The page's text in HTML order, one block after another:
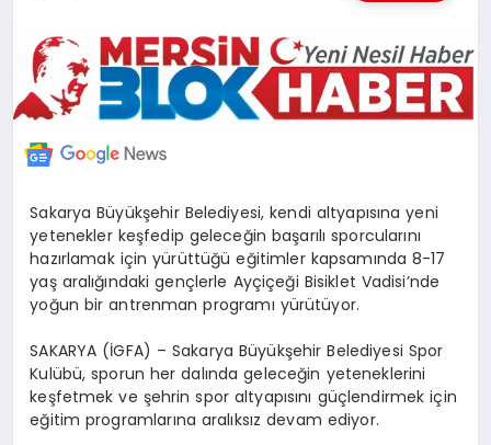
KÜNYE
Sakarya Büyükşehir Belediyesi, kendi altyapısına yeni
yetenekler keşfedip geleceğin başarılı sporcularını
hazırlamak için yürüttüğü eğitimler kapsamında 8-17
yaş aralığındaki gençlerle Ayçiçeği Bisiklet Vadisi’nde
yoğun bir antrenman programı yürütüyor.
SAKARYA (İGFA) – Sakarya Büyükşehir Belediyesi Spor
Kulübü, sporun her dalında geleceğin yeteneklerini
keşfetmek ve şehrin spor altyapısını güçlendirmek için
eğitim programlarına aralıksız devam ediyor.